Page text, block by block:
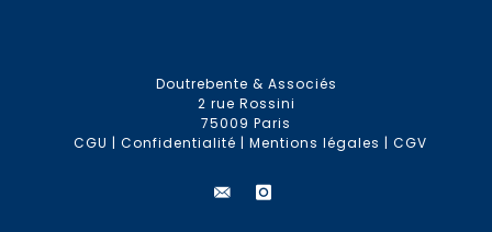
Doutrebente & Associés
2 rue Rossini
75009 Paris
CGU | Confidentialité | Mentions légales | CGV